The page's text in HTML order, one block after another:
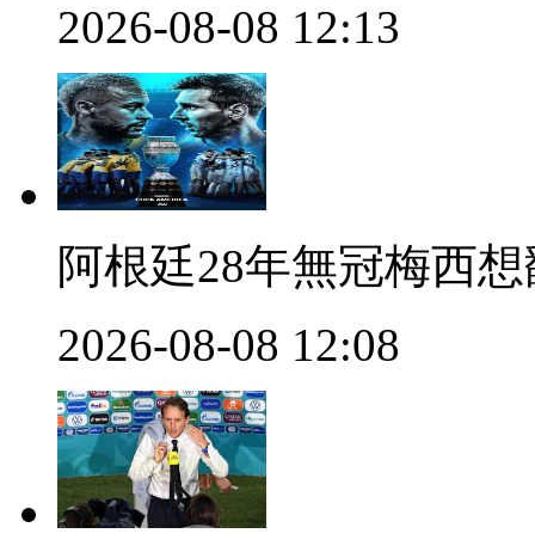
2026-08-08 12:13
阿根廷28年無冠梅西想翻
2026-08-08 12:08